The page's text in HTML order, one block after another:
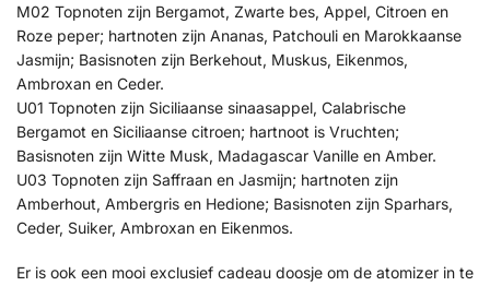
M02 Topnoten zijn Bergamot, Zwarte bes, Appel, Citroen en
Roze peper; hartnoten zijn Ananas, Patchouli en Marokkaanse
Jasmijn; Basisnoten zijn Berkehout, Muskus, Eikenmos,
Ambroxan en Ceder.
U01 Topnoten zijn Siciliaanse sinaasappel, Calabrische
Bergamot en Siciliaanse citroen; hartnoot is Vruchten;
Basisnoten zijn Witte Musk, Madagascar Vanille en Amber.
U03 Topnoten zijn Saffraan en Jasmijn; hartnoten zijn
Amberhout, Ambergris en Hedione; Basisnoten zijn Sparhars,
Ceder, Suiker, Ambroxan en Eikenmos.
Er is ook een mooi exclusief cadeau doosje om de atomizer in te